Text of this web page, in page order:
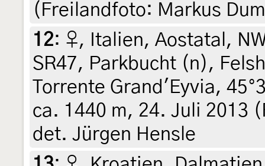
(Freilandfoto: Markus
12: ♀, Italien, Aostatal,
SR47, Parkbucht (n),
Torrente Grand'Eyvia,
ca. 1440 m, 24. Juli 2013
det. Jürgen Hensle